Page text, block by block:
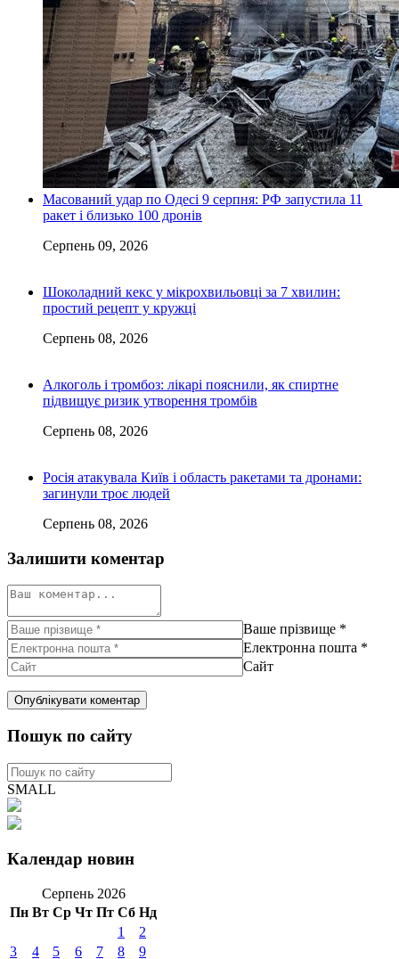
Масований удар по Одесі 9 серпня: РФ запустила 11
ракет і близько 100 дронів
Серпень 09, 2026
Шоколадний кекс у мікрохвильовці за 7 хвилин:
простий рецепт у кружці
Серпень 08, 2026
Алкоголь і тромбоз: лікарі пояснили, як спиртне
підвищує ризик утворення тромбів
Серпень 08, 2026
Росія атакувала Київ і область ракетами та дронами:
загинули троє людей
Серпень 08, 2026
Залишити коментар
Ваше прізвище *
Електронна пошта *
Сайт
Пошук по сайту
SMALL
Календар новин
Серпень 2026
Пн Вт Ср Чт Пт Сб Нд
1
2
3
4 5 6 7 8 9